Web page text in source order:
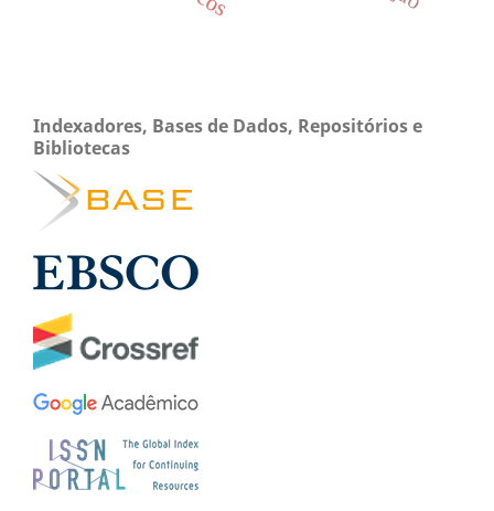
Indexadores, Bases de Dados, Repositórios e
Bibliotecas